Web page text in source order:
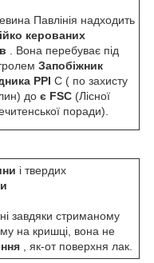
Павлінія надходить
керованих
. Вона перебуває під
Запобіжник
PPI C ( по захисту
до є FSC (Лісної
поради).
і твердих
завдяки стриманому
на кришці, вона не
, як-от поверхня лак.